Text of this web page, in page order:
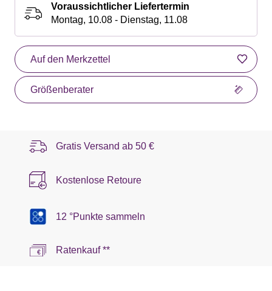
Voraussichtlicher Liefertermin
Montag, 10.08 - Dienstag, 11.08
Auf den Merkzettel
Größenberater
Gratis Versand ab 50 €
Kostenlose Retoure
12 °Punkte sammeln
Ratenkauf **